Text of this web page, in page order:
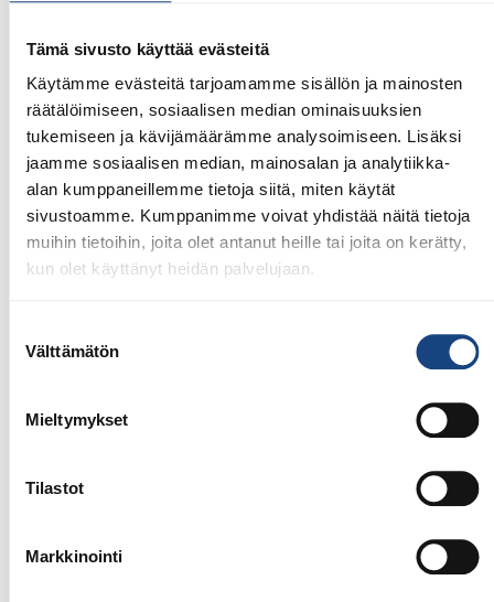
Tämä sivusto käyttää evästeitä
Käytämme evästeitä tarjoamamme sisällön ja mainosten
räätälöimiseen, sosiaalisen median ominaisuuksien
tukemiseen ja kävijämäärämme analysoimiseen. Lisäksi
jaamme sosiaalisen median, mainosalan ja analytiikka-
alan kumppaneillemme tietoja siitä, miten käytät
sivustoamme. Kumppanimme voivat yhdistää näitä tietoja
muihin tietoihin, joita olet antanut heille tai joita on kerätty,
kun olet käyttänyt heidän palvelujaan.
valinta
Välttämätön
Mieltymykset
Tilastot
Markkinointi
23.7.2026
Tuomariraportti Swedish A-Judo/VI
Lindesberg, Ruotsi